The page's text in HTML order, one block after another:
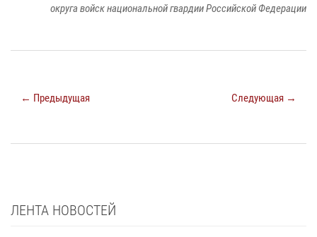
округа войск национальной гвардии Российской Федерации
← Предыдущая Следующая →
ЛЕНТА НОВОСТЕЙ